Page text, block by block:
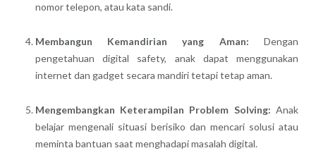
nomor telepon, atau kata sandi.
Membangun Kemandirian yang Aman: Dengan
pengetahuan digital safety, anak dapat menggunakan
internet dan gadget secara mandiri tetapi tetap aman.
Mengembangkan Keterampilan Problem Solving: Anak
belajar mengenali situasi berisiko dan mencari solusi atau
meminta bantuan saat menghadapi masalah digital.